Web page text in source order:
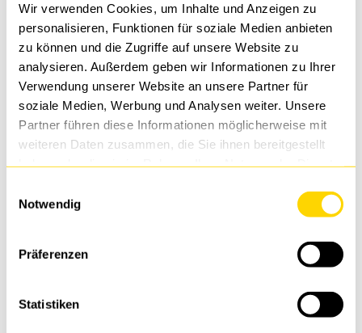
Wir verwenden Cookies, um Inhalte und Anzeigen zu
personalisieren, Funktionen für soziale Medien anbieten
zu können und die Zugriffe auf unsere Website zu
analysieren. Außerdem geben wir Informationen zu Ihrer
Verwendung unserer Website an unsere Partner für
soziale Medien, Werbung und Analysen weiter. Unsere
Partner führen diese Informationen möglicherweise mit
weiteren Daten zusammen, die Sie ihnen bereitgestellt
Notwendig
Präferenzen
Statistiken
10:00 Uhr: Labs 1–3 - Zero-Touch-Bereitstellung, SD-
WAN & Netzwerkoptimierung, ZTNA & Fernzugriff
12:00 Uhr: Lunch
13:00 Uhr: Labs 4–6 - NGFW & SWG, Advanced
Threat Protection, CASB/DLP
15:00 Uhr: Wrap-up & Ausklang
Die Plätze sind begrenzt.